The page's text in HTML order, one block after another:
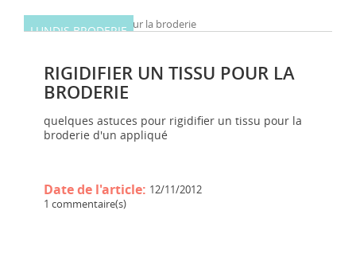
LUNDIS BRODERIE
RIGIDIFIER UN TISSU POUR LA
BRODERIE
quelques astuces pour rigidifier un tissu pour la
broderie d'un appliqué
Date de l'article: 12/11/2012
1 commentaire(s)